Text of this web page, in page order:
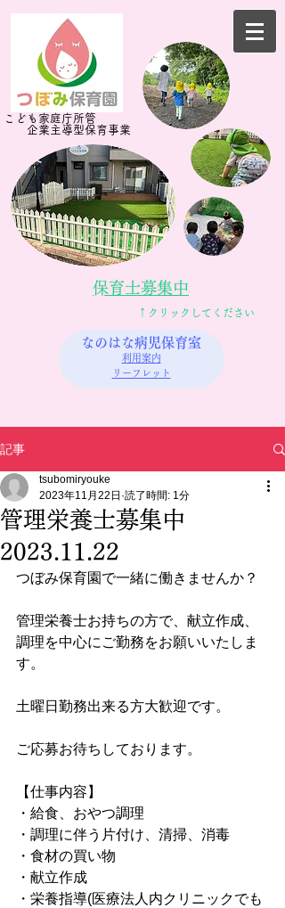
​​こども家庭庁所管
企業主導型​保育事業
​保育士募集中​
​↑クリックしてください
なのはな病児保育室
利用案内
リーフレット
記事
管理栄養士募集中
2023.11.22
tsubomiryouke
2023年11月22日 読了時間: 1分
つぼみ保育園で一緒に働きませんか？
管理栄養士お持ちの方で、献立作成、
調理を中心にご勤務をお願いいたしま
す。
土曜日勤務出来る方大歓迎です。
ご応募お待ちしております。
【仕事内容】
・給食、おやつ調理
・調理に伴う片付け、清掃、消毒
・食材の買い物
・献立作成
・栄養指導(医療法人内クリニックでも